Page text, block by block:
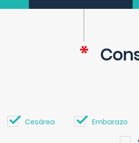
Cesárea Embarazo